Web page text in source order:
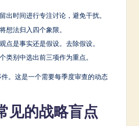
出时间进行专注讨论，避免干扰。
将想法归入四个象限。
点是事实还是假设。去除假设。
类别中选出前三项作为重点。
。这是一个需要每季度审查的动态
见的战略盲点